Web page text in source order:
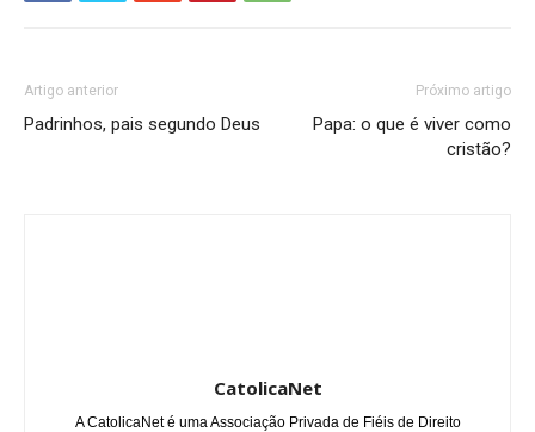
Artigo anterior
Padrinhos, pais segundo Deus
Próximo artigo
Papa: o que é viver como
cristão?
CatolicaNet
A CatolicaNet é uma Associação Privada de Fiéis de Direito